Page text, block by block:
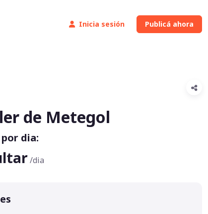
Inicia sesión Publicá ahora
de Metegol
dia:
/dia